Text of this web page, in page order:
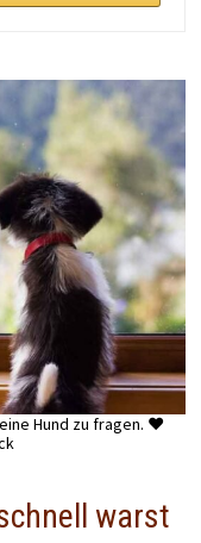
Hund zu fragen. ♥
warst